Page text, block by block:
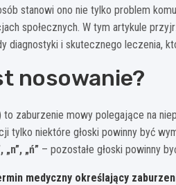
stanowi ono nie tylko problem
społecznych. W tym artykule
diagnostyki i skutecznego leczenia,
nosowanie?
to zaburzenie mowy polegające na
tylko niektóre głoski powinny być
„ń” – pozostałe głoski powinny
medyczny określający